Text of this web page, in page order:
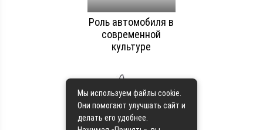
Роль автомобиля в
современной
культуре
Мы используем файлы cookie.
Они помогают улучшать сайт и
делать его удобнее.